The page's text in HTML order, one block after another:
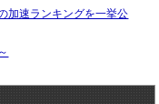
加速ランキングを一挙公